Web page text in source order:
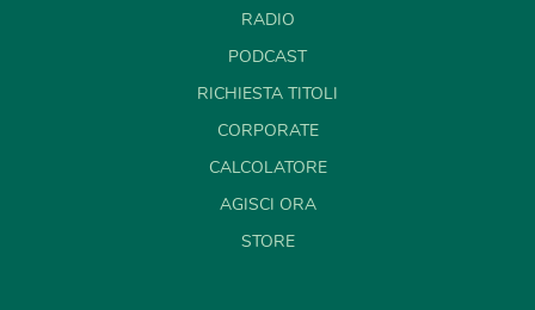
RADIO
PODCAST
RICHIESTA TITOLI
CORPORATE
CALCOLATORE
AGISCI ORA
STORE